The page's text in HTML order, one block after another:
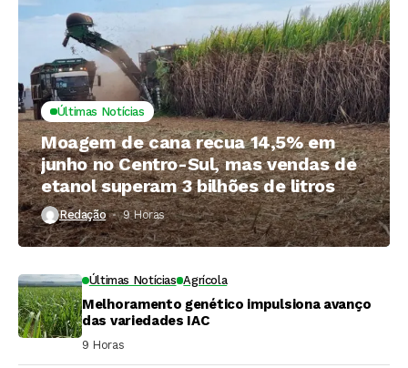
Últimas Notícias
Moagem de cana recua 14,5% em
junho no Centro-Sul, mas vendas de
etanol superam 3 bilhões de litros
Redação 9 Horas ⁮
Últimas Notícias Agrícola
Melhoramento genético impulsiona avanço
das variedades IAC
9 Horas ⁮